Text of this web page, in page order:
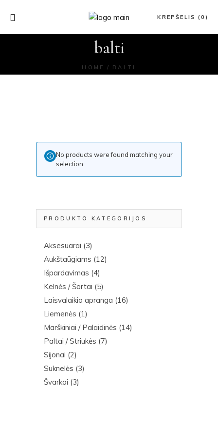
KREPŠELIS (0)
balti
HOME BALTI
No products were found matching your
selection.
PRODUKTO KATEGORIJOS
Aksesuarai (3)
Aukštaūgiams (12)
Išpardavimas (4)
Kelnės / Šortai (5)
Laisvalaikio apranga (16)
Liemenės (1)
Marškiniai / Palaidinės (14)
Paltai / Striukės (7)
Sijonai (2)
Suknelės (3)
Švarkai (3)